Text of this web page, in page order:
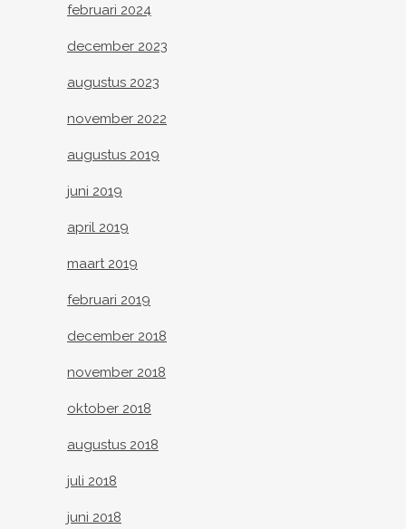
februari 2024
december 2023
augustus 2023
november 2022
augustus 2019
juni 2019
april 2019
maart 2019
februari 2019
december 2018
november 2018
oktober 2018
augustus 2018
juli 2018
juni 2018